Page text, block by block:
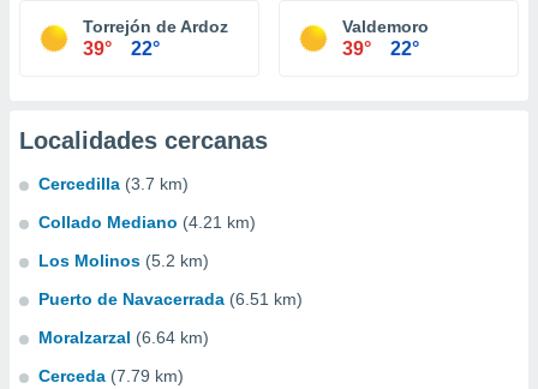
Torrejón de Ardoz
39° 22°
Valdemoro
39° 22°
Localidades cercanas
Cercedilla (3.7 km)
Collado Mediano (4.21 km)
Los Molinos (5.2 km)
Puerto de Navacerrada (6.51 km)
Moralzarzal (6.64 km)
Cerceda (7.79 km)